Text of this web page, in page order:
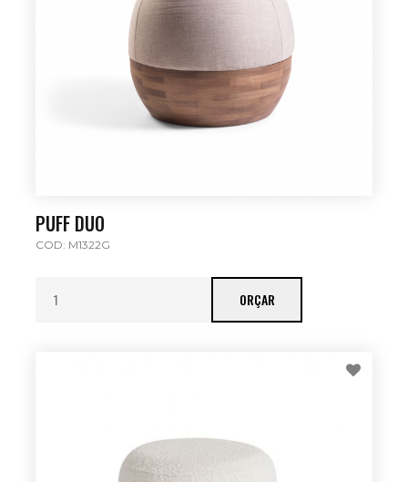
PUFF DUO
COD: M1322G
ORÇAR